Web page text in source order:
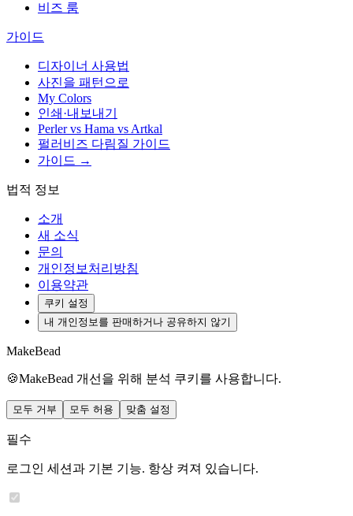
비즈 룸
가이드
디자이너 사용법
사진을 패턴으로
My Colors
인쇄·내보내기
Perler vs Hama vs Artkal
펄러비즈 다림질 가이드
가이드 →
법적 정보
소개
새 소식
문의
개인정보처리방침
이용약관
쿠키 설정
내 개인정보를 판매하거나 공유하지 않기
MakeBead
🍪MakeBead 개선을 위해 분석 쿠키를 사용합니다.
모두 거부 모두 허용 맞춤 설정
필수
로그인 세션과 기본 기능. 항상 켜져 있습니다.